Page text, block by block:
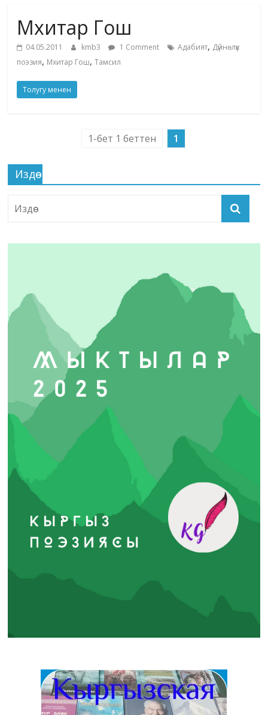
жана
Мхитар Гош
04.05.2011 kmb3 1 Comment Адабият, Дүйнөлүк
поэзия, Мхитар Гош,Тамсил
Толугу менен
1-бет 1 беттен 1
Издөө